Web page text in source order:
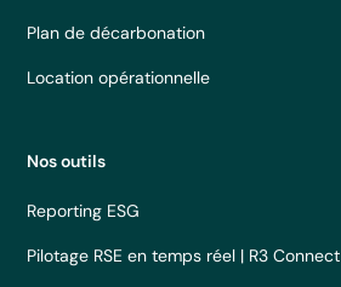
Plan de décarbonation
Location opérationnelle
Nos outils
Reporting ESG
Pilotage RSE en temps réel | R3 Connect